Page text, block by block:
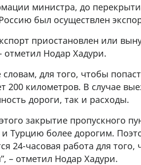
министра, до
был осуществлен
приостановлен или
отметил Нодар Хадури.
для того, чтобы
200 километров. В случае
дороги, так и расходы.
закрытие пропускного
Турцию более дорогим.
24-часовая работа для
– отметил Нодар Хадури.